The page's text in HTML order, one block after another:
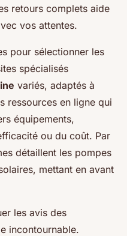
retours complets aide
vos attentes.
pour sélectionner les
spécialisés
variés, adaptés à
ressources en ligne qui
équipements,
ou du coût. Par
détaillent les pompes
mettant en avant
les avis des
incontournable.